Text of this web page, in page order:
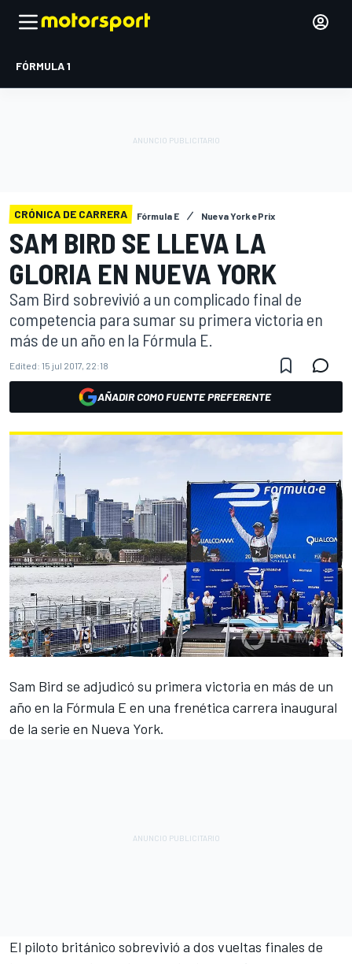
FÓRMULA 1
CRÓNICA DE CARRERA Fórmula E Nueva York ePrix
SAM BIRD SE LLEVA LA
GLORIA EN NUEVA YORK
Sam Bird sobrevivió a un complicado final de
competencia para sumar su primera victoria en
más de un año en la Fórmula E.
Edited: 15 jul 2017, 22:18
AÑADIR COMO FUENTE PREFERENTE
Sam Bird se adjudicó su primera victoria en más de un
año en la Fórmula E en una frenética carrera inaugural
de la serie en Nueva York.
El piloto británico sobrevivió a dos vueltas finales de